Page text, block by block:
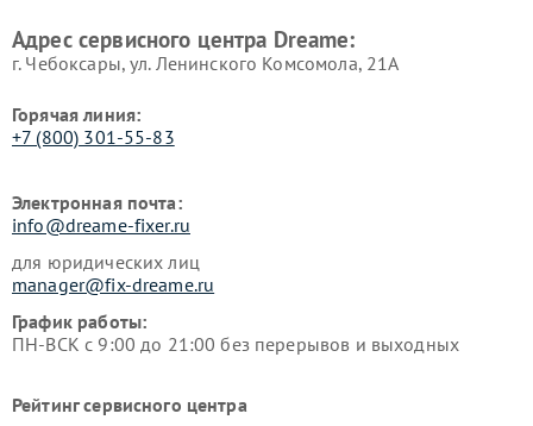
Адрес сервисного центра Dreame:
г. Чебоксары, ул. Ленинского Комсомола, 21А
Горячая линия:
+7 (800) 301-55-83
Электронная почта:
info@dreame-fixer.ru
для юридических лиц
manager@fix-dreame.ru
График работы:
ПН-ВСК с 9:00 до 21:00 без перерывов и выходных
Рейтинг сервисного центра